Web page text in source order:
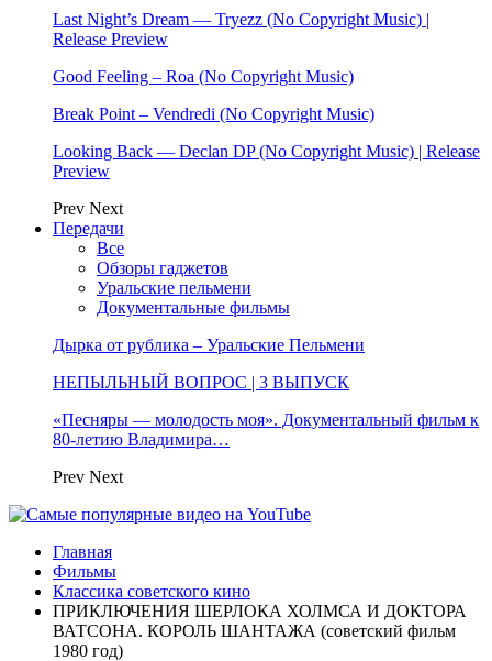
Last Night’s Dream — Tryezz (No Copyright Music) |
Release Preview
Good Feeling – Roa (No Copyright Music)
Break Point – Vendredi (No Copyright Music)
Looking Back — Declan DP (No Copyright Music) | Release
Preview
Prev Next
Передачи
Все
Обзоры гаджетов
Уральские пельмени
Документальные фильмы
Дырка от рублика – Уральские Пельмени
НЕПЫЛЬНЫЙ ВОПРОС | 3 ВЫПУСК
«Песняры — молодость моя». Документальный фильм к
80-летию Владимира…
Prev Next
Главная
Фильмы
Классика советского кино
ПРИКЛЮЧЕНИЯ ШЕРЛОКА ХОЛМСА И ДОКТОРА
ВАТСОНА. КОРОЛЬ ШАНТАЖА (советский фильм
1980 год)